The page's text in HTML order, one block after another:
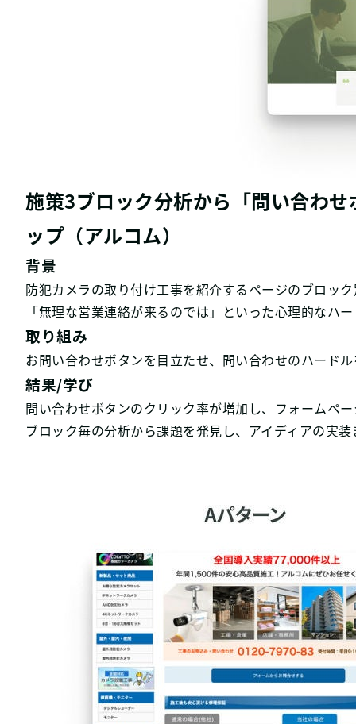
施策3ブロック分析から「問い合わ
ップ（アルコム）
背景
防犯カメラの取り付け工事を紹介するページのブロッ
「無理な営業連絡が来るのでは」といった心理的なハ
取り組み
お問い合わせボタンを目立たせ、問い合わせのハード
結果/学び
問い合わせボタンのクリック率が増加し、フォームペ
ブロック毎の分析から課題を発見し、アイディアの実